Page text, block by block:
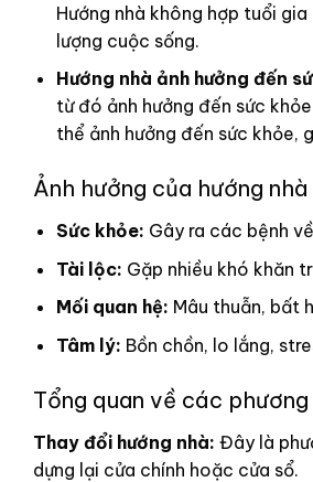
Hướng nhà không hợp tuổi
lượng cuộc sống.
Hướng nhà ảnh hưởng đến
từ đó ảnh hưởng đến sức
thể ảnh hưởng đến sức khỏe,
Ảnh hưởng của hướng
Sức khỏe: Gây ra các bệnh
Tài lộc: Gặp nhiều khó khăn
Mối quan hệ: Mâu thuẫn, bất
Tâm lý: Bồn chồn, lo lắng,
Tổng quan về các
Thay đổi hướng nhà: Đây là
dựng lại cửa chính hoặc cửa sổ.